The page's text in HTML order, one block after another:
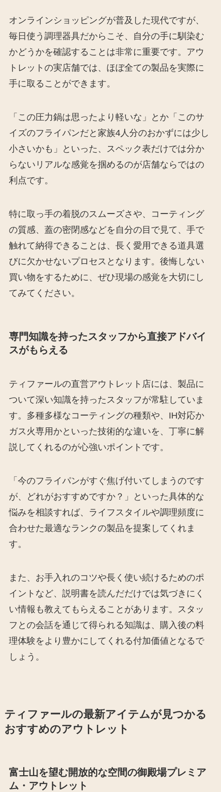
オンラインショッピングが普及した現代ですが、
毎日使う調理器具だからこそ、自分の手に馴染む
かどうかを確認することは非常に重要です。アウ
トレットの実店舗では、ほぼ全ての製品を実際に
手に取ることができます。
「この圧力鍋は思ったより軽いな」とか「このサ
イズのフライパンだと家族4人分のおかずには少し
小さいかも」といった、スペック表だけでは分か
らないリアルな感覚を掴めるのが店舗ならではの
利点です。
特に取っ手の着脱のスムーズさや、コーティング
の質感、蓋の密閉感などを自分の目で見て、手で
触れて納得できることは、長く愛用できる道具選
びに欠かせないプロセスとなります。後悔しない
買い物をするために、ぜひ現場の感覚を大切にし
てみてください。
専門知識を持ったスタッフから直接アドバイ
スがもらえる
ティファールの直営アウトレット店には、製品に
ついて深い知識を持ったスタッフが常駐していま
す。多種多様なコーティングの種類や、IH対応か
ガス火専用かといった技術的な違いを、丁寧に解
説してくれるのが心強いポイントです。
「今のフライパンがすぐ焦げ付いてしまうのです
が、どれがおすすめですか？」といった具体的な
悩みを相談すれば、ライフスタイルや調理頻度に
合わせた最適なランクの製品を提案してくれま
す。
また、お手入れのコツや長く使い続けるためのポ
イントなど、説明書を読んだだけでは気づきにく
い情報も教えてもらえることがあります。スタッ
フとの会話を通じて得られる知識は、購入後の料
理体験をより豊かにしてくれる付加価値となるで
しょう。
ティファールの最新アイテムが見つかる
おすすめのアウトレット
富士山を望む開放的な空間の御殿場プレミア
ム・アウトレット